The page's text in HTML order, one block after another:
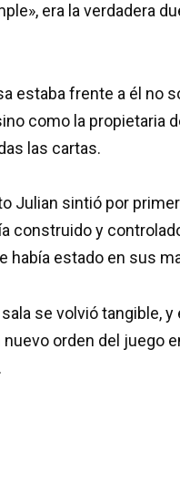
era la verdadera
estaba frente a él no
como la propietaria
las cartas.
Julian sintió por
construido y
había estado en sus
se volvió tangible, y
orden del juego